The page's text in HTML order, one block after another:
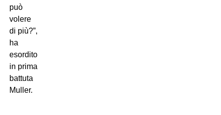
può
volere
di più?”,
ha
esordito
in prima
battuta
Muller.